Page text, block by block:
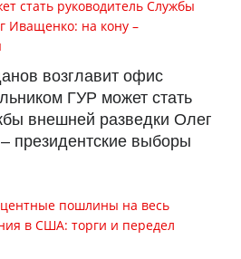
возглавит офис
ГУР может стать
внешней разведки Олег
президентские выборы